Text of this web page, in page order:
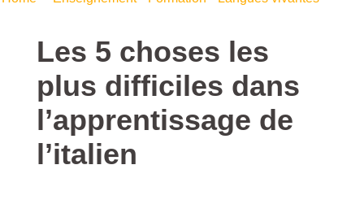
Les 5 choses les
plus difficiles dans
l’apprentissage de
l’italien